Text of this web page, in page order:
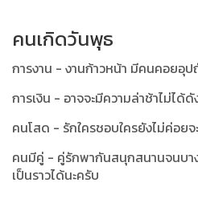
คนเกิดวันพุธ
การงาน - งานก้าวหน้า มีคนคอยอุ
การเงิน - อาจจะมีความล่าช้าไม่ได้
คนโสด - รักใครชอบใครยังไม่ค่อย
คนมีคู่ - คู่รักพากันสนุกสนานจนบาง
เป็นราวได้นะครับ